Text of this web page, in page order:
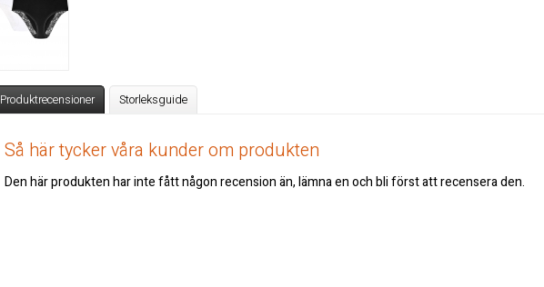
Produktrecensioner Storleksguide
Så här tycker våra kunder om produkten
Den här produkten har inte fått någon recension än, lämna en och bli först att recensera den.